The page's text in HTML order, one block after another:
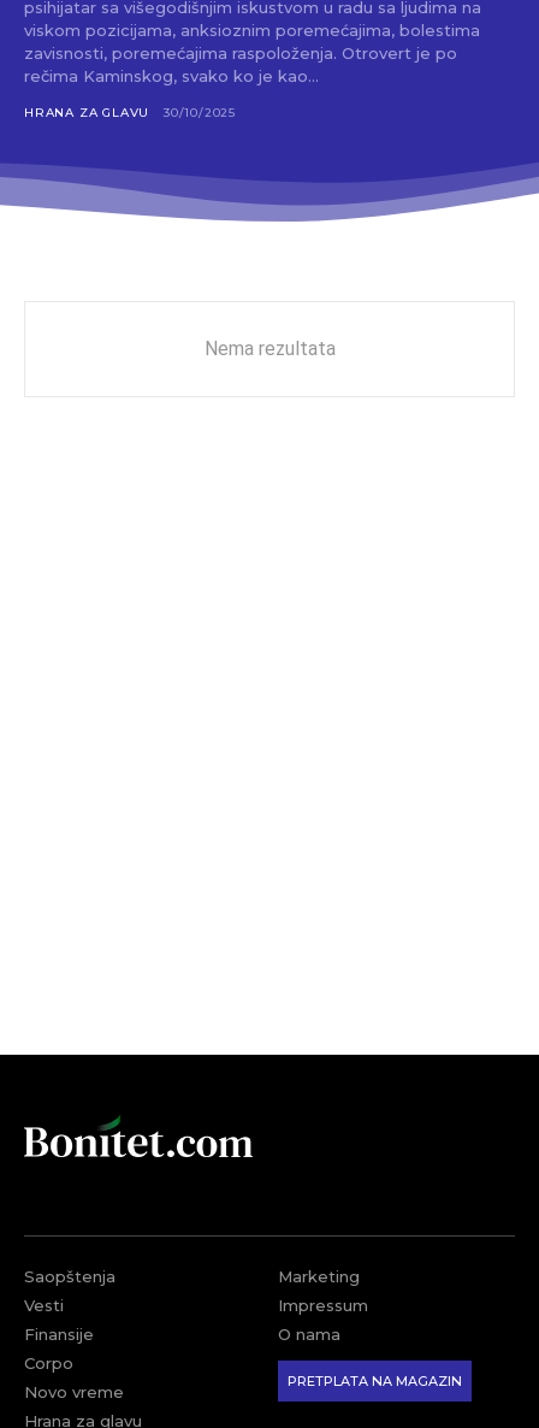
psihijatar sa višegodišnjim iskustvom u radu sa ljudima na
viskom pozicijama, anksioznim poremećajima, bolestima
zavisnosti, poremećajima raspoloženja. Otrovert je po
rečima Kaminskog, svako ko je kao...
HRANA ZA GLAVU 30/10/2025
Nema rezultata
Saopštenja
Vesti
Finansije
Corpo
Novo vreme
Hrana za glavu
Marketing
Impressum
O nama
PRETPLATA NA MAGAZIN